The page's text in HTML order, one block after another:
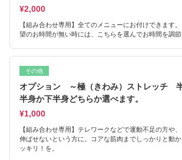
¥2,000
【組み合わせ専用】全てのメニューにお付けできます
望のお時間が無い時には、こちらを選んでお時間を調節
その他
オプション ～極（きわみ）ストレッチ
半身か下半身どちらか選べます。
¥1,000
【組み合わせ専用】テレワークなどで運動不足の方や
伸ばせないという方に。コアな筋肉までしっかりと動
ッキリ！を。